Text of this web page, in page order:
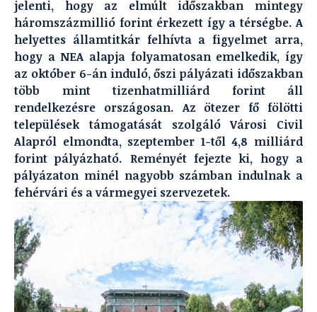
jelenti, hogy az elmúlt időszakban mintegy
háromszázmillió forint érkezett így a térségbe. A
helyettes államtitkár felhívta a figyelmet arra,
hogy a NEA alapja folyamatosan emelkedik, így
az október 6-án induló, őszi pályázati időszakban
több mint tizenhatmilliárd forint áll
rendelkezésre országosan. Az ötezer fő fölötti
települések támogatását szolgáló Városi Civil
Alapról elmondta, szeptember 1-től 4,8 milliárd
forint pályázható. Reményét fejezte ki, hogy a
pályázaton minél nagyobb számban indulnak a
fehérvári és a vármegyei szervezetek.